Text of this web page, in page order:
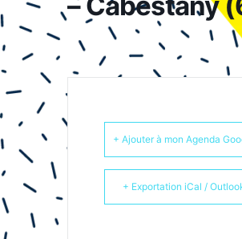
+ Ajouter à mon Agenda
+ Exportation iCal /